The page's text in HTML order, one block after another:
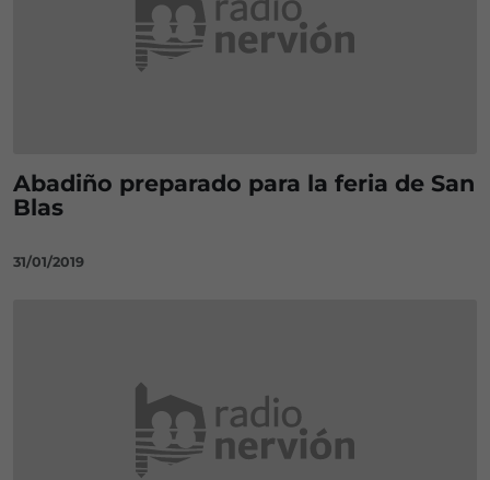
Abadiño preparado para la feria de San
Blas
31/01/2019